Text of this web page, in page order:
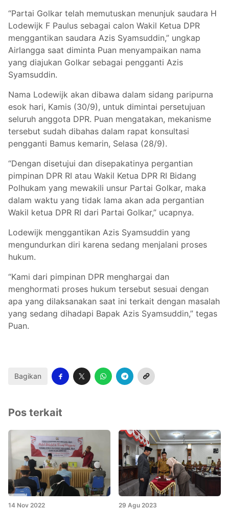
“Partai Golkar telah memutuskan menunjuk saudara H
Lodewijk F Paulus sebagai calon Wakil Ketua DPR
menggantikan saudara Azis Syamsuddin,” ungkap
Airlangga saat diminta Puan menyampaikan nama
yang diajukan Golkar sebagai pengganti Azis
Syamsuddin.
Nama Lodewijk akan dibawa dalam sidang paripurna
esok hari, Kamis (30/9), untuk dimintai persetujuan
seluruh anggota DPR. Puan mengatakan, mekanisme
tersebut sudah dibahas dalam rapat konsultasi
pengganti Bamus kemarin, Selasa (28/9).
“Dengan disetujui dan disepakatinya pergantian
pimpinan DPR RI atau Wakil Ketua DPR RI Bidang
Polhukam yang mewakili unsur Partai Golkar, maka
dalam waktu yang tidak lama akan ada pergantian
Wakil ketua DPR RI dari Partai Golkar,” ucapnya.
Lodewijk menggantikan Azis Syamsuddin yang
mengundurkan diri karena sedang menjalani proses
hukum.
“Kami dari pimpinan DPR menghargai dan
menghormati proses hukum tersebut sesuai dengan
apa yang dilaksanakan saat ini terkait dengan masalah
yang sedang dihadapi Bapak Azis Syamsuddin,” tegas
Puan.
Bagikan
Pos terkait
14 Nov 2022 29 Agu 2023